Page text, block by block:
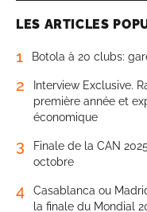
LES ARTICLES
1 Botola à 20 clubs:
2
Interview Exclusive.
première année et
économique
3
Finale de la CAN
octobre
4
Casablanca ou
la finale du Mondial